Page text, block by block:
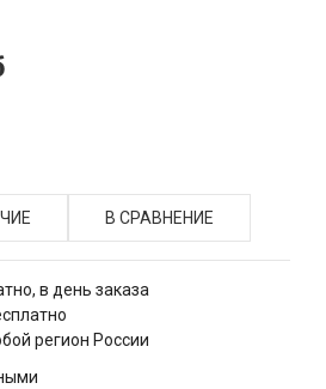
В СРАВНЕНИЕ
в день заказа
регион России